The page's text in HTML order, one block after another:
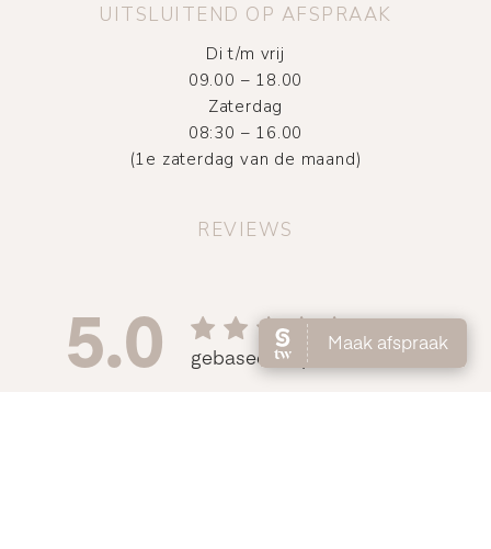
UITSLUITEND OP AFSPRAAK
Di t/m vrij
09.00 – 18.00
Zaterdag
08:30 – 16.00
(1e zaterdag van de maand)
REVIEWS